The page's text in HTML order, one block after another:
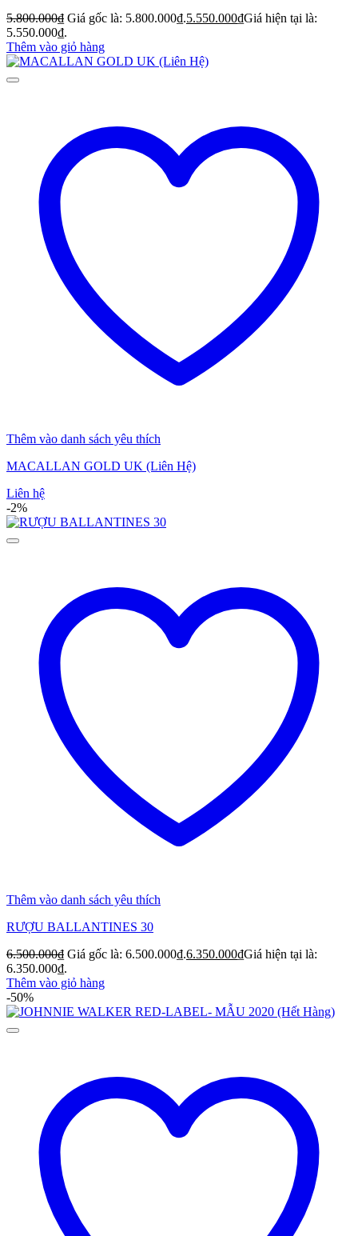
5.800.000₫ Giá gốc là: 5.800.000₫.5.550.000₫Giá hiện tại là:
5.550.000₫.
Thêm vào giỏ hàng
Thêm vào danh sách yêu thích
MACALLAN GOLD UK (Liên Hệ)
Liên hệ
-2%
Thêm vào danh sách yêu thích
RƯỢU BALLANTINES 30
6.500.000₫ Giá gốc là: 6.500.000₫.6.350.000₫Giá hiện tại là:
6.350.000₫.
Thêm vào giỏ hàng
-50%